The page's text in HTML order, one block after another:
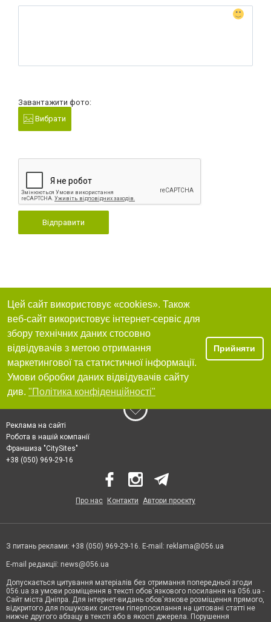
Завантажити фото:
Вибрати
Відправити
Цей сайт використовує «cookies». Також
веб-сайт використовує інтернет-сервіс для
збору технічних даних стосовно
відвідувачів з метою отримання
маркетингової та статистичної інформації.
Умови обробки даних відвідувачів сайту
див. "Політика конфіденційності"
Прийняти
Реклама на сайті
Робота в нашій компанії
Франшиза "CitySites"
+38 (050) 969-29-16
Про нас Контакти Автори проєкту
З питань реклами: +38 (050) 969-29-16. E-mail: reklama@056.ua
E-mail редакції: news@056.ua
Допускається цитування матеріалів без отримання попередньої згоди
056.ua за умови розміщення в тексті обов'язкового посилання на 056.ua -
Сайт міста Дніпра. Для інтернет-видань обов'язкове розміщення прямого,
відкритого для пошукових систем гіперпосилання на цитовані статті не
нижче другого абзацу в тексті або в якості джерела. Порушення